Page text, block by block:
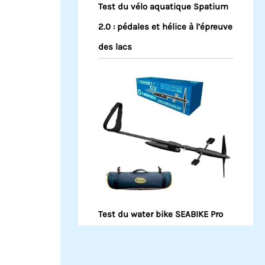
Test du vélo aquatique Spatium
2.0 : pédales et hélice à l’épreuve
des lacs
Test du water bike SEABIKE Pro